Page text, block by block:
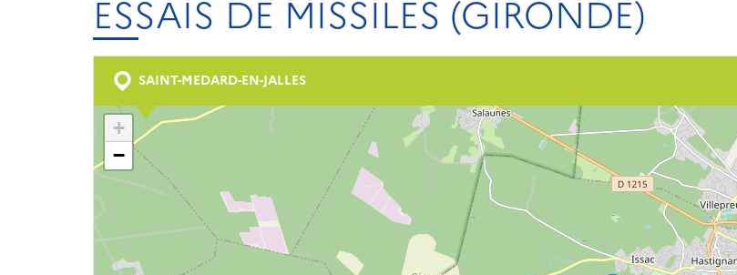
ESSAIS DE MISSILES (GIRONDE)
SAINT-MEDARD-EN-JALLES
+
−